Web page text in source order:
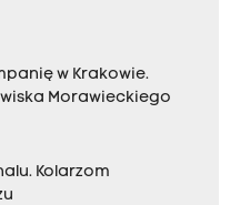
w Krakowie.
Morawieckiego
Kolarzom